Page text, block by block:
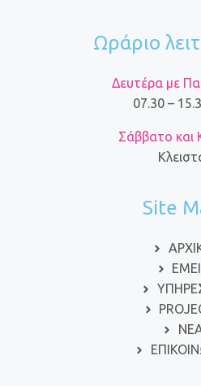
Ωράριο
Δευτέρα με
07.30 –
Σάββατο και
Site